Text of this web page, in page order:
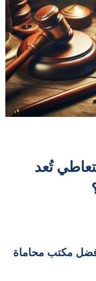
تُعد
مكتب محاماة